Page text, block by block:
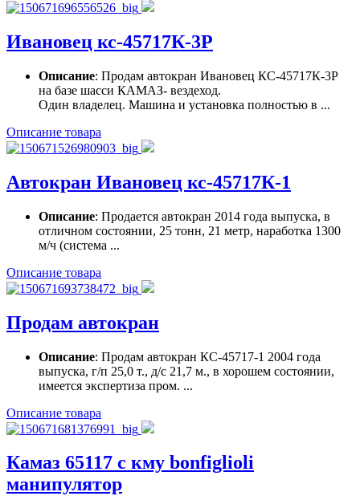
Ивановец кс-45717К-3Р
Описание: Продам автокран Ивановец КС-45717К-3Р
на базе шасси КАМАЗ- вездеход.
Один владелец. Машина и установка полностью в ...
Описание товара
Автокран Ивановец кс-45717К-1
Описание: Продается автокран 2014 года выпуска, в
отличном состоянии, 25 тонн, 21 метр, наработка 1300
м/ч (система ...
Описание товара
Продам автокран
Описание: Продам автокран КС-45717-1 2004 года
выпуска, г/п 25,0 т., д/с 21,7 м., в хорошем состоянии,
имеется экспертиза пром. ...
Описание товара
Камаз 65117 с кму bonfiglioli
манипулятор